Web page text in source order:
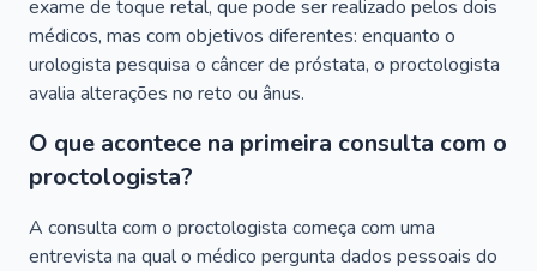
exame de toque retal, que pode ser realizado pelos dois
médicos, mas com objetivos diferentes: enquanto o
urologista pesquisa o câncer de próstata, o proctologista
avalia alterações no reto ou ânus.
O que acontece na primeira consulta com o
proctologista?
A consulta com o proctologista começa com uma
entrevista na qual o médico pergunta dados pessoais do